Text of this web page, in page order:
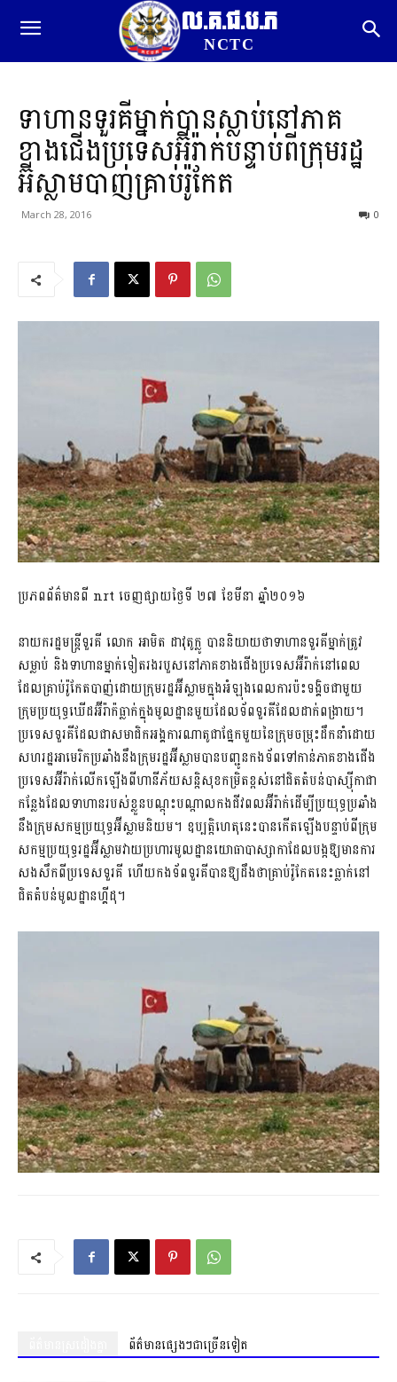
ល.គ.ជ.ប.ភ
NCTC
ទាហានទួរគីម្នាក់បានស្លាប់នៅភាគ
ខាងជើងប្រទេសអ៊ីរ៉ាក់បន្ទាប់ពីក្រុមរដ្ឋ
អ៊ីស្លាមបាញ់គ្រាប់រ៉ូកែត
March 28, 2016 0
ប្រភពព័ត៌មានពី nrt ចេញផ្សាយថ្ងៃទី ២៧ ខែមីនា ឆ្នាំ២០១៦
នាយករដ្ឋមន្រ្តីទួរគី លោក អាមិត ដាវុតូក្លូ បាននិយាយថាទាហានទួរគីម្នាក់ត្រូវ
សម្លាប់ និងទាហានម្នាក់ទៀតរងរបួសនៅភាគខាងជើងប្រទេសអ៊ីរ៉ាក់នៅពេល
ដែលគ្រាប់រ៉ូកែតបាញ់ដោយក្រុមរដ្ឋអ៊ីស្លាមក្នុងអំឡុងពេលការប៉ះទង្គិចជាមួយ
ក្រុមប្រយុទ្ធឃើដអ៊ីរ៉ាក៉ធ្លាក់​ក្នុងមូលដ្ឋានមួយដែលទ័ពទួរគីដែលដាក់ពង្រាយ។
ប្រទេសទួរគីដែលជា​សមាជិក​​អង្គការ​ណាតូជាផ្នែកមួយនៃក្រុមចម្រុះដឹកនាំដោយ
សហរដ្ឋអាមេរិកប្រឆាំងនឹង​ក្រុមរដ្ឋអ៊ីស្លាមបានបញ្ជូនកងទ័ពទៅកាន់ភាគខាងជើង
ប្រទេសអ៊ីរ៉ាក់លើកឡើង​ពីហានីភ័យ​សន្ដិសុខ​កម្រិតខ្ពស់នៅជិតតំបន់បាស្ស៊ីកាជា
កន្លែងដែលទាហានរបស់ខ្លួនបណ្តុះបណ្តាលកងជីវពលអ៊ីរ៉ាក់ដើម្បីប្រយុទ្ធប្រឆាំង
នឹងក្រុមសកម្មប្រយុទ្ធអ៊ីស្លាមនិយម។ ឧប្បត្តិហេតុ​​នេះ​បានកើតឡើងបន្ទាប់ពីក្រុម
សកម្មប្រយុទ្ធរដ្ឋអ៊ីស្លាមវាយប្រហារមូលដ្ឋានយោធាបាស្សាកាដែលបង្កឱ្យមានការ
សងសឹកពីប្រទេសទួរគី ហើយកងទ័ពទួរគីបានឱ្យដឹងថាគ្រាប់រ៉ូកែតនេះធ្លាក់នៅ
ជិតតំបន់មូលដ្ឋានហ្គីដុ។
ព័ត៌មានផ្សេងៗជាច្រើនទៀត